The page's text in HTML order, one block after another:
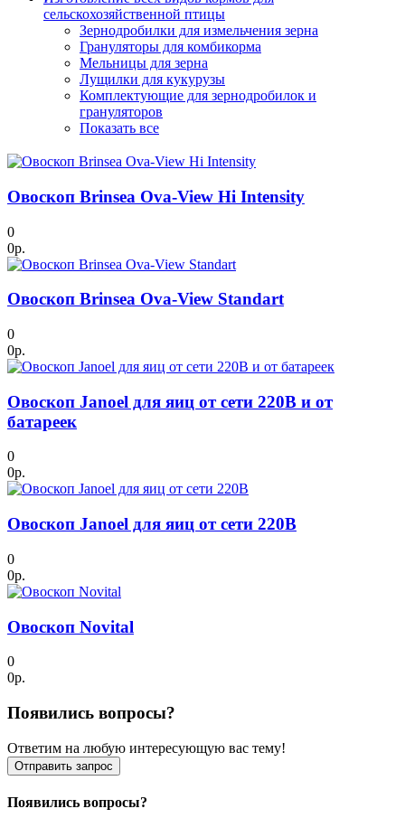
сельскохозяйственной птицы
Зернодробилки для измельчения зерна
Грануляторы для комбикорма
Мельницы для зерна
Лущилки для кукурузы
Комплектующие для зернодробилок и
грануляторов
Показать все
Овоскоп Brinsea Ova-View Hi Intensity
0
0р.
Овоскоп Brinsea Ova-View Standart
0
0р.
Овоскоп Janoel для яиц от сети 220В и от
батареек
0
0р.
Овоскоп Janoel для яиц от сети 220В
0
0р.
Овоскоп Novital
0
0р.
Появились вопросы?
Ответим на любую интересующую вас тему!
Отправить запрос
Появились вопросы?